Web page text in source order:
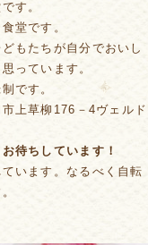
す。
堂です。
もたちが自分でおいし
っています。
です。
上草柳176－4ヴェルド
待ちしています！
います。なるべく自転